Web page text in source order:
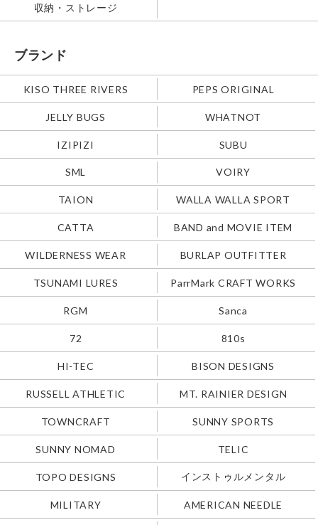
収納・ストレージ
ブランド
KISO THREE RIVERS PEPS ORIGINAL
JELLY BUGS WHATNOT
IZIPIZI SUBU
SML VOIRY
TAION WALLA WALLA SPORT
CATTA BAND and MOVIE ITEM
WILDERNESS WEAR BURLAP OUTFITTER
TSUNAMI LURES ParrMark CRAFT WORKS
RGM Sanca
72 810s
HI-TEC BISON DESIGNS
RUSSELL ATHLETIC MT. RAINIER DESIGN
TOWNCRAFT SUNNY SPORTS
SUNNY NOMAD TELIC
TOPO DESIGNS インストゥルメンタル
MILITARY AMERICAN NEEDLE